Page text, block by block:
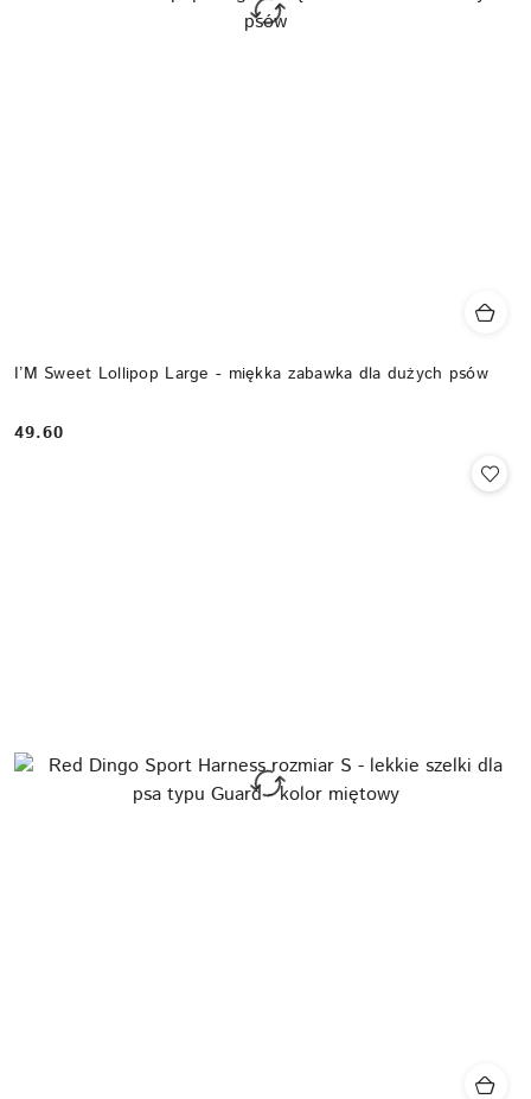
I’M Sweet Lollipop Large - miękka zabawka dla dużych psów
Cena:
49.60